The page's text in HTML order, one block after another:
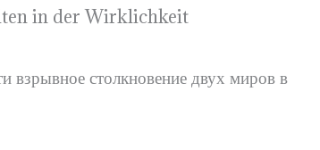
in der Wirklichkeit
взрывное столкновение двух миров в